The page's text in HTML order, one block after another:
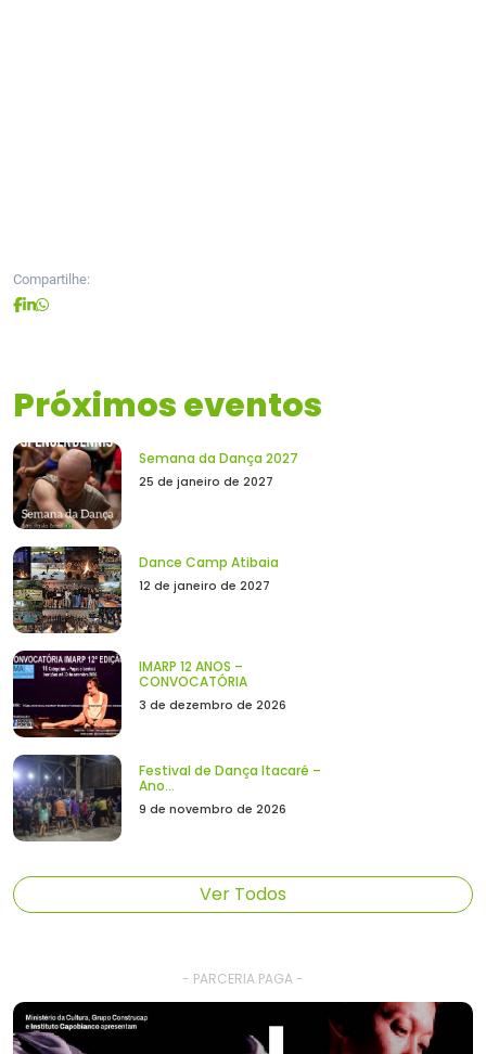
Compartilhe:
Próximos eventos
Semana da Dança 2027
25 de janeiro de 2027
Dance Camp Atibaia
12 de janeiro de 2027
IMARP 12 ANOS –
CONVOCATÓRIA
3 de dezembro de 2026
Festival de Dança Itacaré –
Ano...
9 de novembro de 2026
Ver Todos
- PARCERIA PAGA -